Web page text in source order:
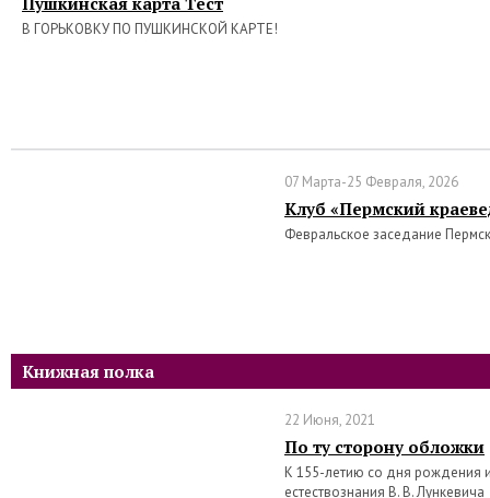
В ГОРЬКОВКУ ПО ПУШКИНСКОЙ КАРТЕ!
07 Марта-25 Февраля, 2026
Клуб «Пермский
Февральское заседание
Книжная полка
22 Июня, 2021
По ту сторону обложки
К 155-летию со дня рождения
естествознания В. В. Лункевича